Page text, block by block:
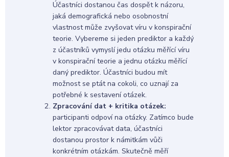
Účastníci dostanou čas dospět k názoru,
jaká demografická nebo osobnostní
vlastnost může zvyšovat víru v konspirační
teorie. Vybereme si jeden prediktor a každý
z účastníků vymyslí jedu otázku měřící víru
v konspirační teorie a jednu otázku měřící
daný prediktor. Účastníci budou mít
možnost se ptát na cokoli, co uznají za
potřebné k sestavení otázek.
Zpracování dat + kritika otázek:
participanti odpoví na otázky. Zatímco bude
lektor zpracovávat data, účastníci
dostanou prostor k námitkám vůči
konkrétním otázkám. Skutečně měří